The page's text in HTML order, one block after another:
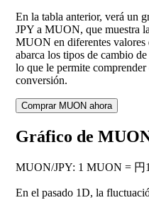
En la tabla anterior, verá un
JPY a MUON, que muestra
MUON en diferentes valores
abarca los tipos de cambio
lo que le permite
conversión.
Comprar MUON ahora
Gráfico de
MUON/JPY: 1 MUON = 円
En el pasado 1D, la